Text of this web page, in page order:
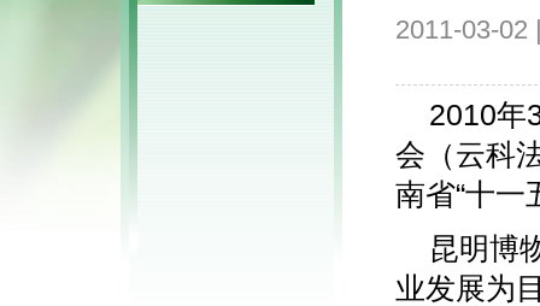
2011-03-
2010年
会（云科
南省“十一
昆明博
业发展为